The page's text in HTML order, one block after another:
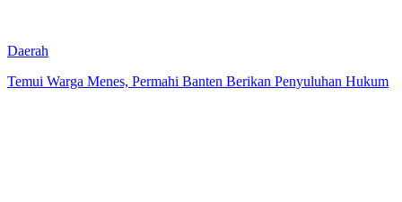
Daerah
Temui Warga Menes, Permahi Banten Berikan Penyuluhan Hukum